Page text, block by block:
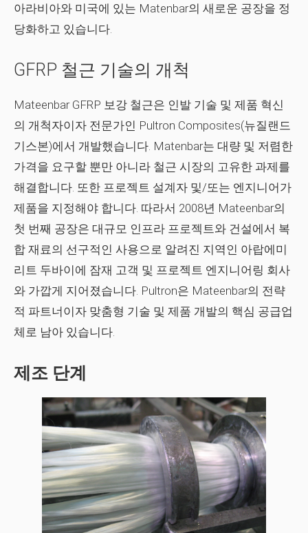
아라비아와 미국에 있는 Matenbar의 새로운 공장을 정
당화하고 있습니다.
GFRP 철근 기술의 개척
Mateenbar GFRP 보강 철근은 인발 기술 및 제품 혁신
의 개척자이자 전문가인 Pultron Composites(뉴질랜드
기스본)에서 개발했습니다. Matenbar는 대량 및 저렴한
가격을 요구할 뿐만 아니라 철근 시장의 고유한 과제를
해결합니다. 또한 프로젝트 설계자 및/또는 엔지니어가
제품을 지정해야 합니다. 따라서 2008년 Mateenbar의
첫 번째 공장은 대규모 인프라 프로젝트와 건설에서 복
합 재료의 선구적인 사용으로 알려진 지역인 아랍에미
리트 두바이에 잠재 고객 및 프로젝트 엔지니어링 회사
와 가깝게 지어졌습니다. Pultron은 Mateenbar의 전략
적 파트너이자 맞춤형 기술 및 제품 개발의 핵심 공급업
체로 남아 있습니다.
제조 단계